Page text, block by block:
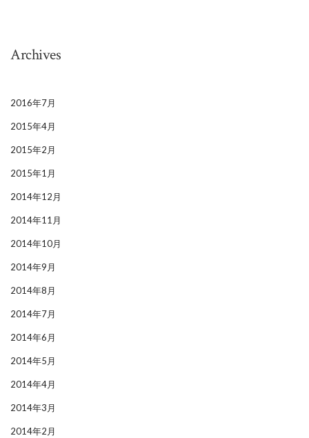
Archives
2016年7月
2015年4月
2015年2月
2015年1月
2014年12月
2014年11月
2014年10月
2014年9月
2014年8月
2014年7月
2014年6月
2014年5月
2014年4月
2014年3月
2014年2月